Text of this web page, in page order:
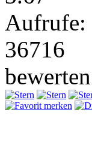
Aufrufe:
36716
merken